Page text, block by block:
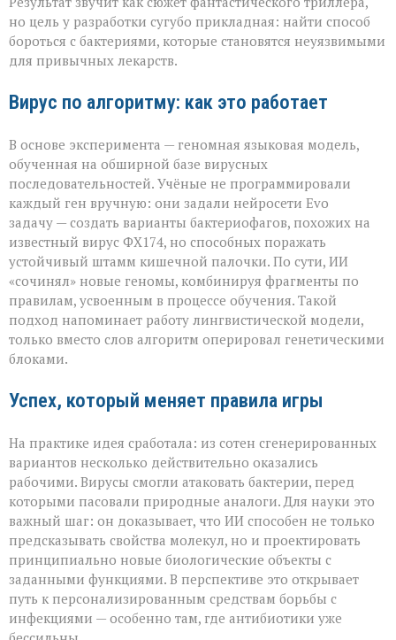
для
спасения»
но цель у разработки сугубо прикладная: найти способ
бороться с бактериями, которые становятся неуязвимыми
для привычных лекарств.
Вирус по алгоритму: как это работает
В основе эксперимента — геномная языковая модель,
обученная на обширной базе вирусных
последовательностей. Учёные не программировали
каждый ген вручную: они задали нейросети Evo
задачу — создать варианты бактериофагов, похожих на
известный вирус ФХ174, но способных поражать
устойчивый штамм кишечной палочки. По сути, ИИ
«сочинял» новые геномы, комбинируя фрагменты по
правилам, усвоенным в процессе обучения. Такой
подход напоминает работу лингвистической модели,
только вместо слов алгоритм оперировал генетическими
блоками.
Успех, который меняет правила игры
На практике идея сработала: из сотен сгенерированных
вариантов несколько действительно оказались
рабочими. Вирусы смогли атаковать бактерии, перед
которыми пасовали природные аналоги. Для науки это
важный шаг: он доказывает, что ИИ способен не только
предсказывать свойства молекул, но и проектировать
принципиально новые биологические объекты с
заданными функциями. В перспективе это открывает
путь к персонализированным средствам борьбы с
инфекциями — особенно там, где антибиотики уже